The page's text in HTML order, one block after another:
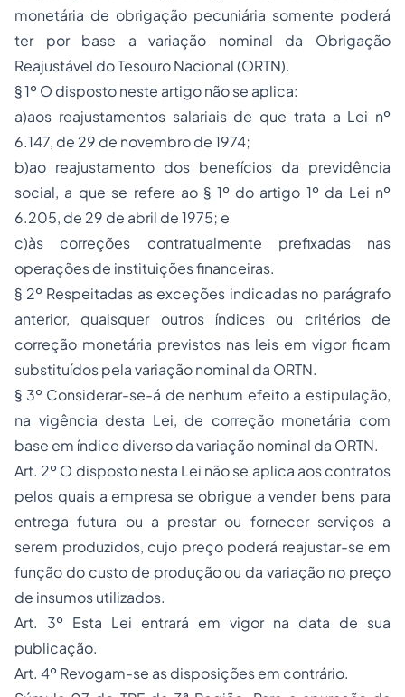
monetária de obrigação pecuniária somente poderá
ter por base a variação nominal da Obrigação
Reajustável do Tesouro Nacional (ORTN).
§ 1º O disposto neste artigo não se aplica:
a)aos reajustamentos salariais de que trata a Lei nº
6.147, de 29 de novembro de 1974;
b)ao reajustamento dos benefícios da previdência
social, a que se refere ao § 1º do artigo 1º da Lei nº
6.205, de 29 de abril de 1975; e
c)às correções contratualmente prefixadas nas
operações de instituições financeiras.
§ 2º Respeitadas as exceções indicadas no parágrafo
anterior, quaisquer outros índices ou critérios de
correção monetária previstos nas leis em vigor ficam
substituídos pela variação nominal da ORTN.
§ 3º Considerar-se-á de nenhum efeito a estipulação,
na vigência desta Lei, de correção monetária com
base em índice diverso da variação nominal da ORTN.
Art. 2º O disposto nesta Lei não se aplica aos contratos
pelos quais a empresa se obrigue a vender bens para
entrega futura ou a prestar ou fornecer serviços a
serem produzidos, cujo preço poderá reajustar-se em
função do custo de produção ou da variação no preço
de insumos utilizados.
Art. 3º Esta Lei entrará em vigor na data de sua
publicação.
Art. 4º Revogam-se as disposições em contrário.